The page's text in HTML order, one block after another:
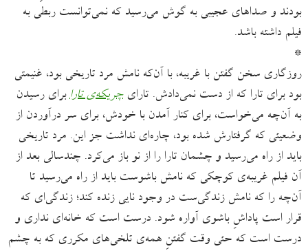
بودند و صداهای عجیبی به گوش می‌رسید که نمی‌توانست ربطی به
فیلم داشته باشد.
*
روزگاری سخن گفتن با غریبه‌، با آن‌که نامش مرد تاریخی بود، غنیمتی
بود برای تارا که از دست نمی‌دادش. تارایچریکه‌ی تارا برای رسیدن
به آن‌چه می‌خواست، برای کنار آمدن با خودش، برای سر درآوردن از
وضعیتی که گرفتارش شده بود، چاره‌ای نداشت جز این. مرد تاریخی
باید از راه می‌رسید و چشمان تارا را از نو باز می‌کرد. چندسالی بعد از
آن فیلم غریبه‌ی کوچکی که نامش باشوست باید از راه می‌رسید تا
آن‌چه را که نامش زندگی‌ست در وجود نایی زنده کند؛ زندگی‌ای که
قرار است پاداشِ باشوی آواره شود. درست است که خانه‌ای نداری و
درست است که حتی وقت گفتنِ همه‌ی تلخی‌های مکرری که به چشم